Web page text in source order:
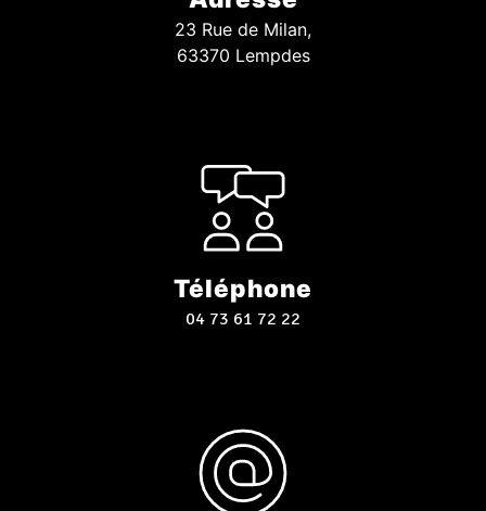
23 Rue de Milan,
63370 Lempdes
Téléphone
04 73 61 72 22